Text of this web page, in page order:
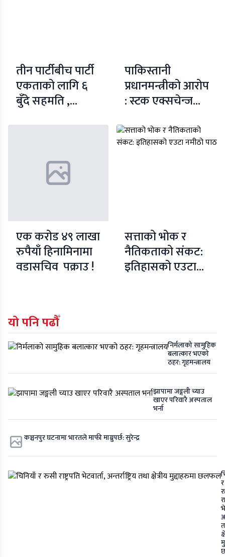
तीन पार्टीबीच पार्टी
एकताको लागि ६
बुँदे सहमति ,
कांग्रेसविरुद्ध होइनः
पाकिस्तानी
प्रधानमन्त्रीको आरोप
: स्टक एक्सचेन्जमा
भारतको मुख्य
भूमिका थियो
एक करोड ४९ लाखा
रुपैयाँ हिनामिनामा
वडासचिव पक्राउ !
सत्ताको भोक र
नैतिकताको संकट:
इतिहासको एउटा
यो पनि पढौँ
निर्मलाको सामुहिक
बलात्कार भएको
ठहर: गृहमन्त्रालय
झापामा जङ्गली च्याउ
खाएर परिवारै अस्पताल
भर्ना
कञ्चनपुर घटनामा भारतले माफी माग्नुपर्छ: सुरेन्द्र
र